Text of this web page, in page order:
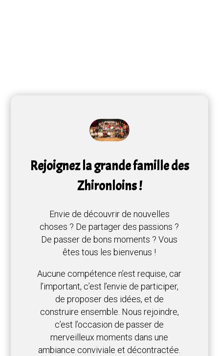
Rejoignez la grande famille des
Zhironloins !
Envie de découvrir de nouvelles
choses ? De partager des passions ?
De passer de bons moments ? Vous
êtes tous les bienvenus !
Aucune compétence n’est requise, car
l’important, c’est l’envie de participer,
de proposer des idées, et de
construire ensemble. Nous rejoindre,
c’est l’occasion de passer de
merveilleux moments dans une
ambiance conviviale et décontractée.